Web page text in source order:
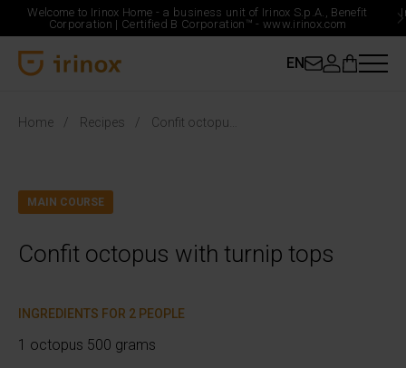
Welcome to Irinox Home - a business unit of Irinox S.p.A., Benefit
Corporation | Certified B Corporation™ - www.irinox.com
EN
Home Recipes
MAIN COURSE
Confit octopus with turnip tops
INGREDIENTS FOR 2 PEOPLE
1 octopus 500 grams